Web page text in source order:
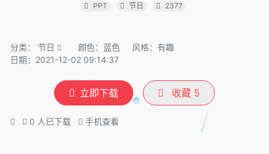
PPT 节日 2377
分类： 节日 颜色：蓝色
风格：有趣
日期：2021-12-02 09:14:37
立即下载 收藏 5
0 人已下载 手机查看